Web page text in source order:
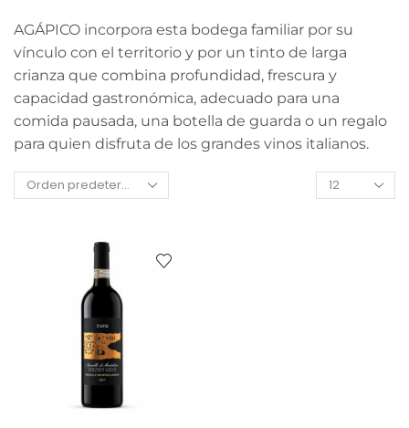
AGÁPICO incorpora esta bodega familiar por su
vínculo con el territorio y por un tinto de larga
crianza que combina profundidad, frescura y
capacidad gastronómica, adecuado para una
comida pausada, una botella de guarda o un regalo
para quien disfruta de los grandes vinos italianos.